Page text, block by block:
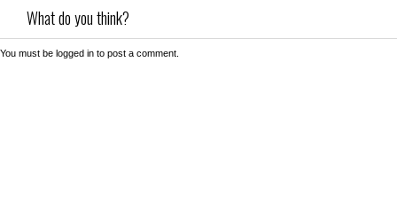
What do you think?
You must be logged in to post a comment.